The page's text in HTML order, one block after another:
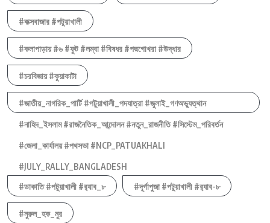
#কক্সবাজার #পটুয়াখালী
#কলাপাড়ায় #৬ #ফুট #লম্বা #বিষধর #পদ্মগোখরা #উদ্ধার
#চরবিজায় #কুয়াকাটা
#জাতীয়_নাগরিক_পার্টি #পটুয়াখালী_পদযাত্রা #জুলাই_গণঅভ্যুত্থান
#নাহিদ_ইসলাম #রাজনৈতিক_আন্দোলন #নতুন_রাজনীতি #সিস্টেম_পরিবর্তন
#জেলা_কার্যালয় #পথসভা #NCP_PATUAKHALI
#JULY_RALLY_BANGLADESH
#ডাকাতি #পটুয়াখালী #র‍্যাব_৮
#দূর্গাপুজা #পটুয়াখালী #র‍্যাব-৮
#নুরুল_হক_নুর